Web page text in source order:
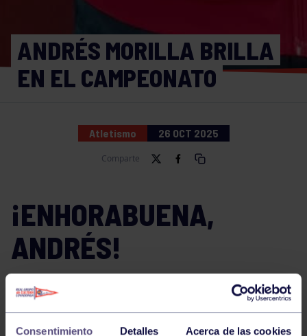
Consentimiento Detalles Acerca de las cookies
ANDRÉS MORILLA BRILLA
EN EL CAMPEONATO
Atletismo 26 OCT 2025
Comparte
¡ENHORABUENA,
ANDRÉS!